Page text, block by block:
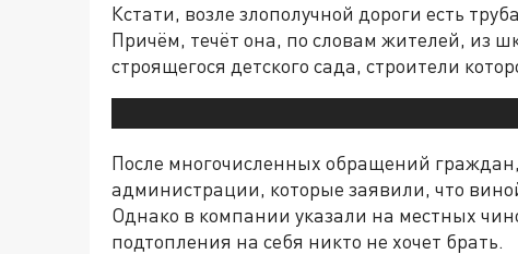
Кстати, возле злополучной дороги есть
Причём, течёт она, по словам жителей, из
строящегося детского сада, строители
После многочисленных обращений
администрации, которые заявили, что
Однако в компании указали на местных
подтопления на себя никто не хочет брать.